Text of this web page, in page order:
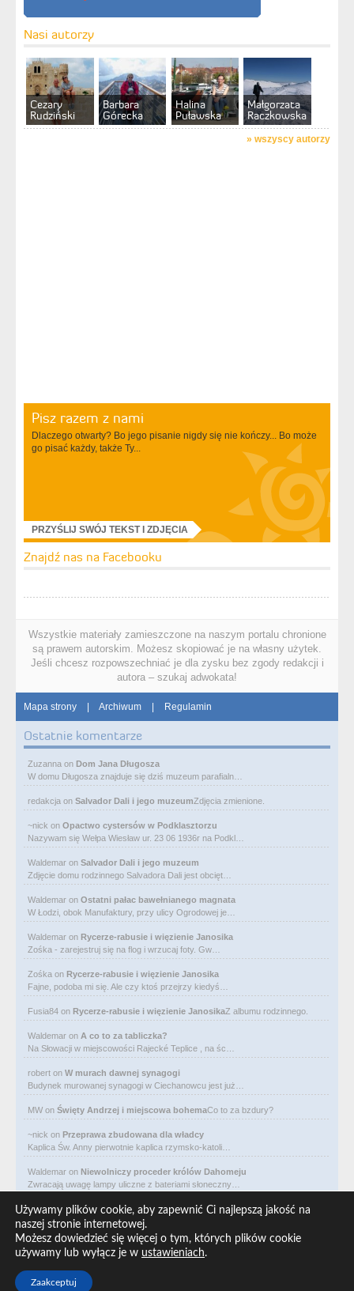
Nasi autorzy
Cezary
Rudziński
Barbara
Górecka
Halina
Puławska
Małgorzata
Raczkowska
» wszyscy autorzy
Pisz razem z nami
Dlaczego otwarty? Bo jego pisanie nigdy się nie kończy... Bo może
go pisać każdy, także Ty...
PRZYŚLIJ SWÓJ TEKST I ZDJĘCIA
Znajdź nas na Facebooku
Wszystkie materiały zamieszczone na naszym portalu chronione
są prawem autorskim. Możesz skopiować je na własny użytek.
Jeśli chcesz rozpowszechniać je dla zysku bez zgody redakcji i
autora – szukaj adwokata!
Mapa strony | Archiwum | Regulamin
Ostatnie komentarze
Zuzanna on Dom Jana Długosza
W domu Długosza znajduje się dziś muzeum parafialn…
redakcja on Salvador Dali i jego muzeumZdjęcia zmienione.
~nick on Opactwo cystersów w Podklasztorzu
Nazywam się Wełpa Wiesław ur. 23 06 1936r na Podkl…
Waldemar on Salvador Dali i jego muzeum
Zdjęcie domu rodzinnego Salvadora Dali jest obcięt…
Waldemar on Ostatni pałac bawełnianego magnata
W Łodzi, obok Manufaktury, przy ulicy Ogrodowej je…
Waldemar on Rycerze-rabusie i więzienie Janosika
Zośka - zarejestruj się na flog i wrzucaj foty. Gw…
Zośka on Rycerze-rabusie i więzienie Janosika
Fajne, podoba mi się. Ale czy ktoś przejrzy kiedyś…
Fusia84 on Rycerze-rabusie i więzienie JanosikaZ albumu rodzinnego.
Waldemar on A co to za tabliczka?
Na Słowacji w miejscowości Rajecké Teplice , na śc…
robert on W murach dawnej synagogi
Budynek murowanej synagogi w Ciechanowcu jest już…
MW on Święty Andrzej i miejscowa bohemaCo to za bzdury?
~nick on Przeprawa zbudowana dla władcy
Kaplica Św. Anny pierwotnie kaplica rzymsko-katoli…
Waldemar on Niewolniczy proceder królów Dahomeju
Zwracają uwagę lampy uliczne z bateriami słoneczny…
Waldemar on Adam Asnyk. Poeta z mojego miasta
CIEKAWOSTKA że pod banderą Malty pływa statek m/v…
Waldemar on
Historia na Wawelskim Wzgórzu
Michał Bogoria Skotnicki (1775–1808). Portret Mich…
Używamy plików cookie, aby zapewnić Ci najlepszą jakość na
naszej stronie internetowej.
Możesz dowiedzieć się więcej o tym, których plików cookie
używamy lub wyłącz je w ustawieniach.
Zaakceptuj